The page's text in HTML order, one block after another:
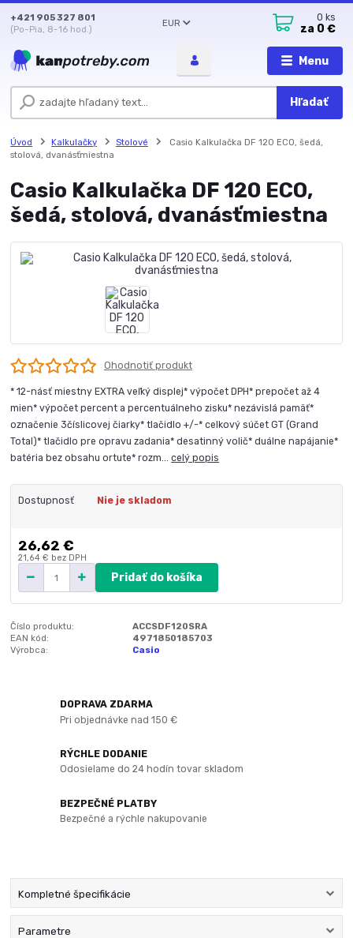
Menu
EUR
Hľadať
+421 905 327 801
(Po-Pia, 8-16 hod.)
0 ks
za 0 €
Úvod Kalkulačky Stolové
Casio Kalkulačka DF 120 ECO, šedá,
stolová, dvanásťmiestna
Casio Kalkulačka DF 120 ECO,
šedá, stolová, dvanásťmiestna
Ohodnotiť produkt
* 12-násť miestny EXTRA veľký displej* výpočet DPH* prepočet až 4
mien* výpočet percent a percentuálneho zisku* nezávislá pamäť*
označenie 3číslicovej čiarky* tlačidlo +/-* celkový súčet GT (Grand
Total)* tlačidlo pre opravu zadania* desatinný volič* duálne napájanie*
batéria bez obsahu ortute* rozm...celý popis
Dostupnosť Nie je skladom
26,62 €
21,64 € bez DPH
Pridať do košíka
Číslo produktu:
ACCSDF120SRA
EAN kód:
4971850185703
Výrobca:
Casio
DOPRAVA ZDARMA
Pri objednávke nad 150 €
RÝCHLE DODANIE
Odosielame do 24 hodín tovar skladom
BEZPEČNÉ PLATBY
Bezpečné a rýchle nakupovanie
Kompletné špecifikácie
Parametre